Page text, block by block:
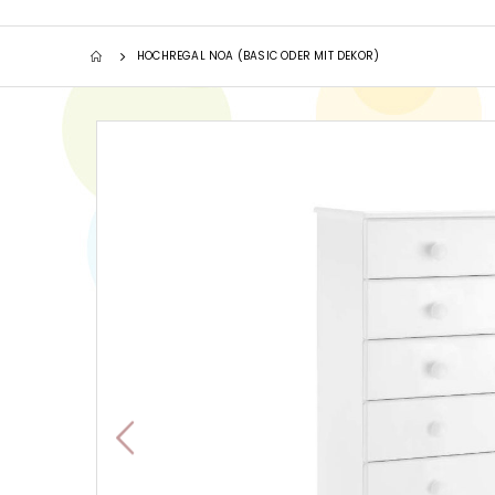
HOCHREGAL NOA (BASIC ODER MIT DEKOR)